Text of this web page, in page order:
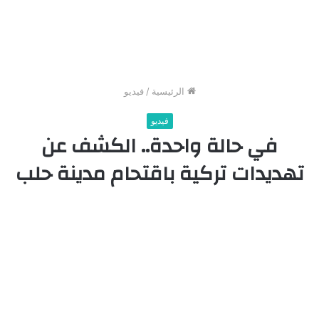
الرئيسية / فيديو
فيديو
في حالة واحدة.. الكشف عن
تهديدات تركية باقتحام مدينة حلب